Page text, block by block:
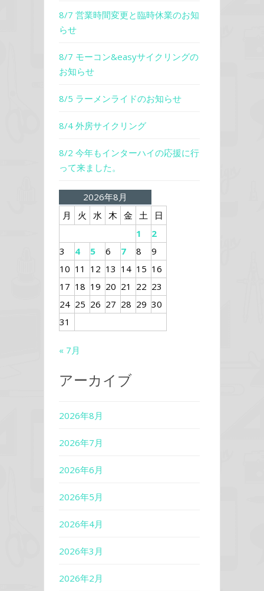
8/7 営業時間変更と臨時休業のお知
らせ
8/7 モーコン&easyサイクリングの
お知らせ
8/5 ラーメンライドのお知らせ
8/4 外房サイクリング
8/2 今年もインターハイの応援に行
って来ました。
2026年8月
月
火 水 木 金 土
日
1
2
3
4 5 6 7 8
9
10 11 12 13 14 15 16
17 18 19 20 21 22 23
24 25 26 27 28 29 30
31
« 7月
アーカイブ
2026年8月
2026年7月
2026年6月
2026年5月
2026年4月
2026年3月
2026年2月